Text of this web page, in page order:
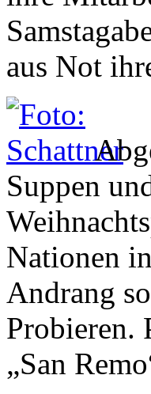
aus Not
Suppen
Nationen
Andrang
Probieren.
„San